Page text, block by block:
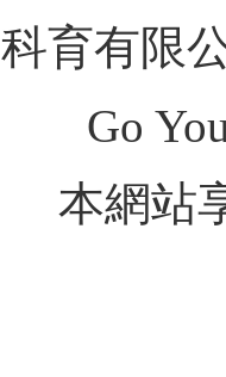
科育有限
Go
本網站